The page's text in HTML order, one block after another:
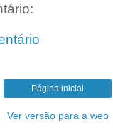
Página inicial
Ver versão para a web